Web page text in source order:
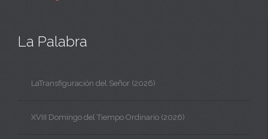
La Palabra
LaTransfiguración del Señor (2026)
XVIII Domingo del Tiempo Ordinario (2026)